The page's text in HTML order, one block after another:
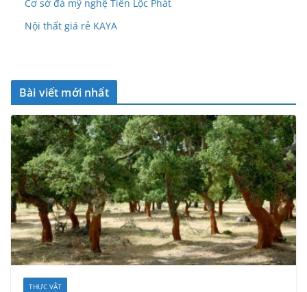
Cơ sở đá mỹ nghệ Tiền Lộc Phát
Nội thất giá rẻ KAYA
Bài viết mới nhất
THỰC VẬT